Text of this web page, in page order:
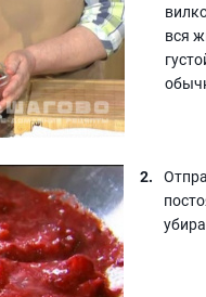
вся